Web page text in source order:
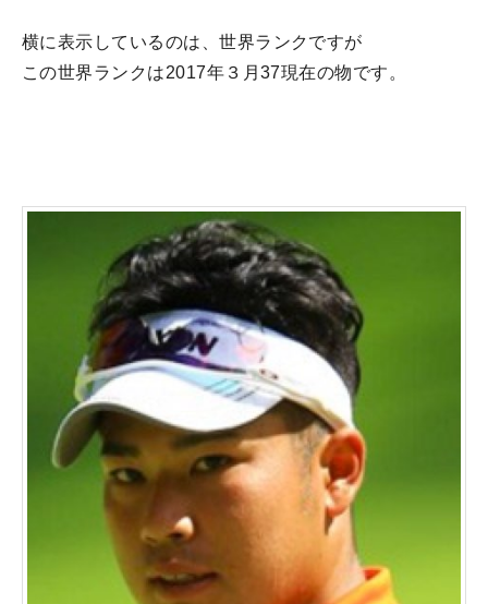
横に表示しているのは、世界ランクですが
この世界ランクは2017年３月37現在の物です。